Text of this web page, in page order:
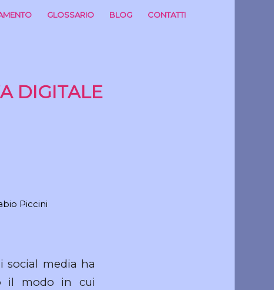
GLOSSARIO BLOG CONTATTI
DIGITALE
Piccini
social media ha
il modo in cui